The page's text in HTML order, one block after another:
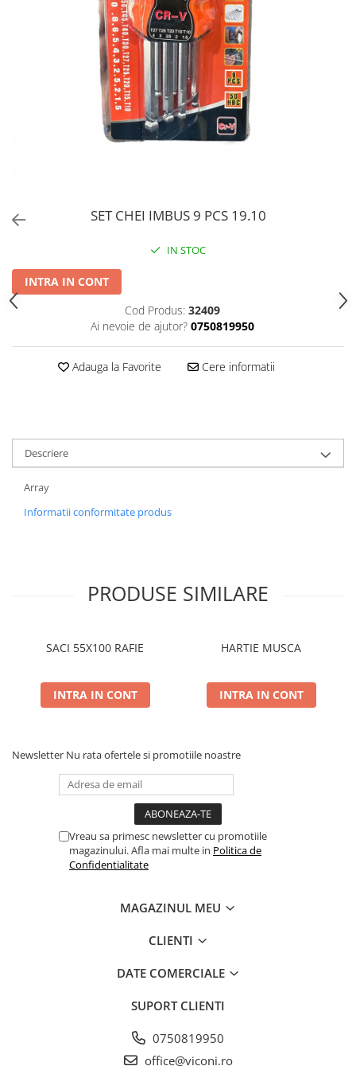
PERII SI RACLETE
MUSAMA, LINOLEUM
ORGANIZARE SI DEPOZITARE
UNICA FOLOSINTA
SET CHEI IMBUS 9 PCS 19.10
IN STOC
INTRA IN CONT
Cod Produs: 32409
Ai nevoie de ajutor? 0750819950
Adauga la Favorite Cere informatii
Descriere
Array
Informatii conformitate produs
PRODUSE SIMILARE
SACI 55X100 RAFIE
INTRA IN CONT
HARTIE MUSCA
INTRA IN CONT
Newsletter Nu rata ofertele si promotiile noastre
Vreau sa primesc newsletter cu promotiile
magazinului. Afla mai multe in Politica de
Confidentialitate
MAGAZINUL MEU
CLIENTI
DATE COMERCIALE
SUPORT CLIENTI
0750819950
office@viconi.ro